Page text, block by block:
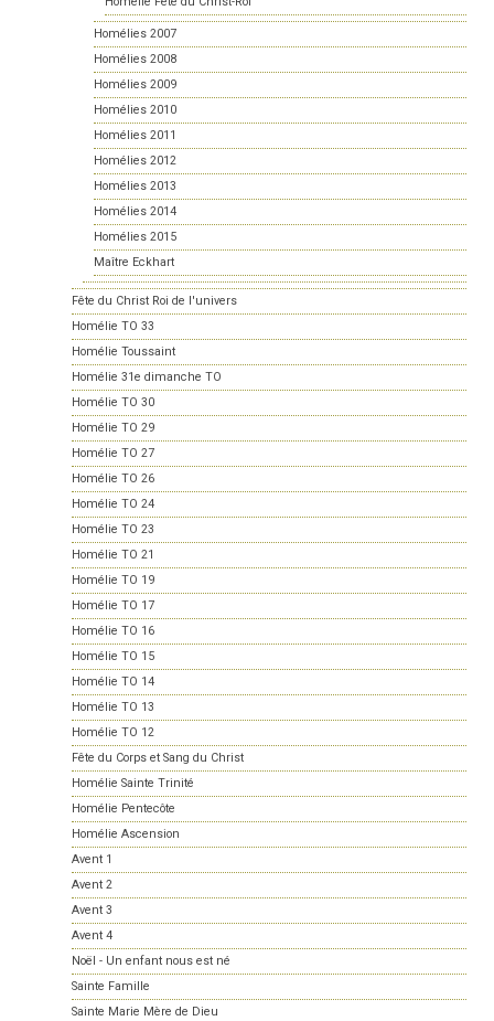
Homélies 2007
Homélies 2008
Homélies 2009
Homélies 2010
Homélies 2011
Homélies 2012
Homélies 2013
Homélies 2014
Homélies 2015
Maître Eckhart
Fête du Christ Roi de l'univers
Homélie TO 33
Homélie Toussaint
Homélie 31e dimanche TO
Homélie TO 30
Homélie TO 29
Homélie TO 27
Homélie TO 26
Homélie TO 24
Homélie TO 23
Homélie TO 21
Homélie TO 19
Homélie TO 17
Homélie TO 16
Homélie TO 15
Homélie TO 14
Homélie TO 13
Homélie TO 12
Fête du Corps et Sang du Christ
Homélie Sainte Trinité
Homélie Pentecôte
Homélie Ascension
Avent 1
Avent 2
Avent 3
Avent 4
Noël - Un enfant nous est né
Sainte Famille
Sainte Marie Mère de Dieu